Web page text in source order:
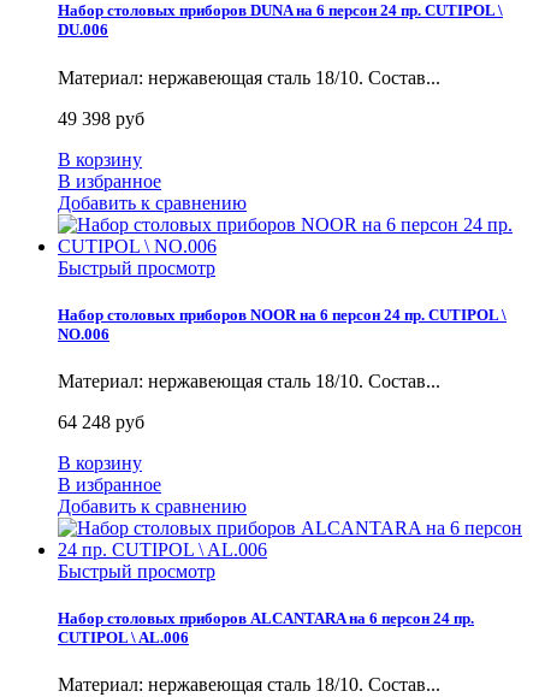
Набор столовых приборов DUNA на 6 персон 24 пр. CUTIPOL \
DU.006
Материал: нержавеющая сталь 18/10. Состав...
49 398 руб
В корзину
В избранное
Добавить к сравнению
Быстрый просмотр
Набор столовых приборов NOOR на 6 персон 24 пр. CUTIPOL \
NO.006
Материал: нержавеющая сталь 18/10. Состав...
64 248 руб
В корзину
В избранное
Добавить к сравнению
Быстрый просмотр
Набор столовых приборов ALCANTARA на 6 персон 24 пр.
CUTIPOL \ AL.006
Материал: нержавеющая сталь 18/10. Состав...